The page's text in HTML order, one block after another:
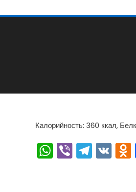
Калорийность: 360 ккал,
WhatsApp
ViberVK